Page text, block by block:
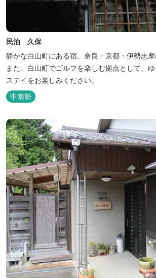
民泊 久保
静かな白山町にある宿。奈良・京都・伊勢志摩
また、白山町でゴルフを楽しむ拠点として、
ステイをお楽しみください。
中南勢